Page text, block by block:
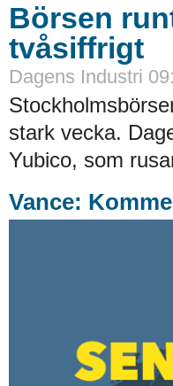
Börsen
tvåsiffrigt
Dagens Industri
stark vecka.
Yubico, som
Vance: